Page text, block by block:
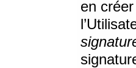
en